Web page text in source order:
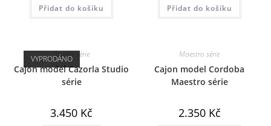
Přidat do košíku Přidat do košíku
VYPRODÁNOStudio série
Cajon model Cazorla Studio
série
3.450 Kč
Maestro série
Cajon model Cordoba
Maestro série
2.350 Kč